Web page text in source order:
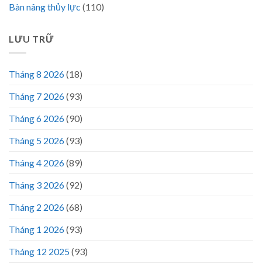
Bàn nâng thủy lực (110)
LƯU TRỮ
Tháng 8 2026(18)
Tháng 7 2026(93)
Tháng 6 2026(90)
Tháng 5 2026(93)
Tháng 4 2026(89)
Tháng 3 2026(92)
Tháng 2 2026(68)
Tháng 1 2026(93)
Tháng 12 2025(93)